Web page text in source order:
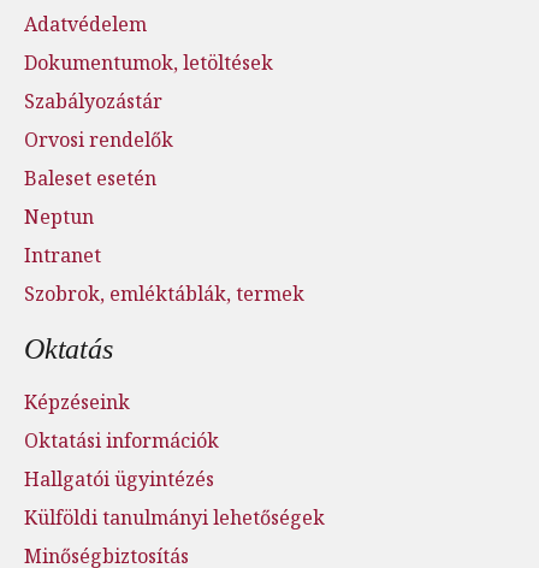
Adatvédelem
Dokumentumok, letöltések
Szabályozástár
Orvosi rendelők
Baleset esetén
Neptun
Intranet
Szobrok, emléktáblák, termek
Oktatás
Képzéseink
Oktatási információk
Hallgatói ügyintézés
Külföldi tanulmányi lehetőségek
Minőségbiztosítás